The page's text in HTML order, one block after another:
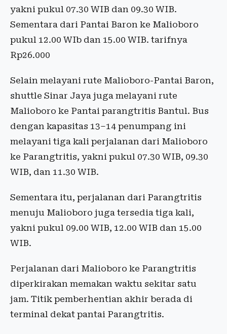
yakni pukul 07.30 WIB dan 09.30 WIB.
Sementara dari Pantai Baron ke Malioboro
pukul 12.00 WIb dan 15.00 WIB. tarifnya
Rp26.000
Selain melayani rute Malioboro-Pantai Baron,
shuttle Sinar Jaya juga melayani rute
Malioboro ke Pantai parangtritis Bantul. Bus
dengan kapasitas 13–14 penumpang ini
melayani tiga kali perjalanan dari Malioboro
ke Parangtritis, yakni pukul 07.30 WIB, 09.30
WIB, dan 11.30 WIB.
Sementara itu, perjalanan dari Parangtritis
menuju Malioboro juga tersedia tiga kali,
yakni pukul 09.00 WIB, 12.00 WIB dan 15.00
WIB.
Perjalanan dari Malioboro ke Parangtritis
diperkirakan memakan waktu sekitar satu
jam. Titik pemberhentian akhir berada di
terminal dekat pantai Parangtritis.